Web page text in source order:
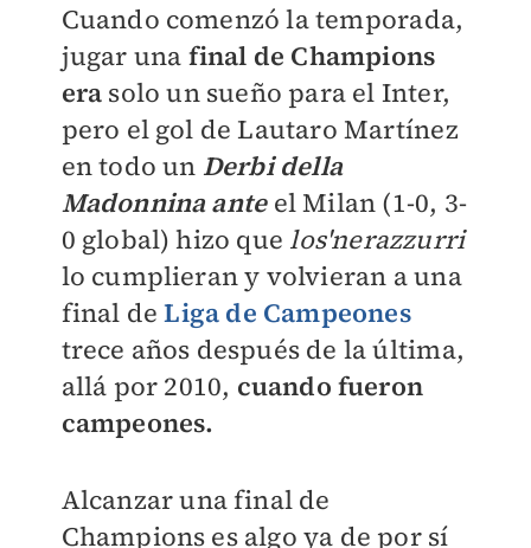
Cuando comenzó la temporada,
jugar una final de Champions
era solo un sueño para el Inter,
pero el gol de Lautaro Martínez
en todo un Derbi della
Madonnina anteel Milan (1-0, 3-
0 global) hizo que los'nerazzurri
lo cumplieran y volvieran a una
final deLiga de Campeones
trece años después de la última,
allá por 2010, cuando fueron
campeones.
Alcanzar una final de
Champions es algo ya de por sí